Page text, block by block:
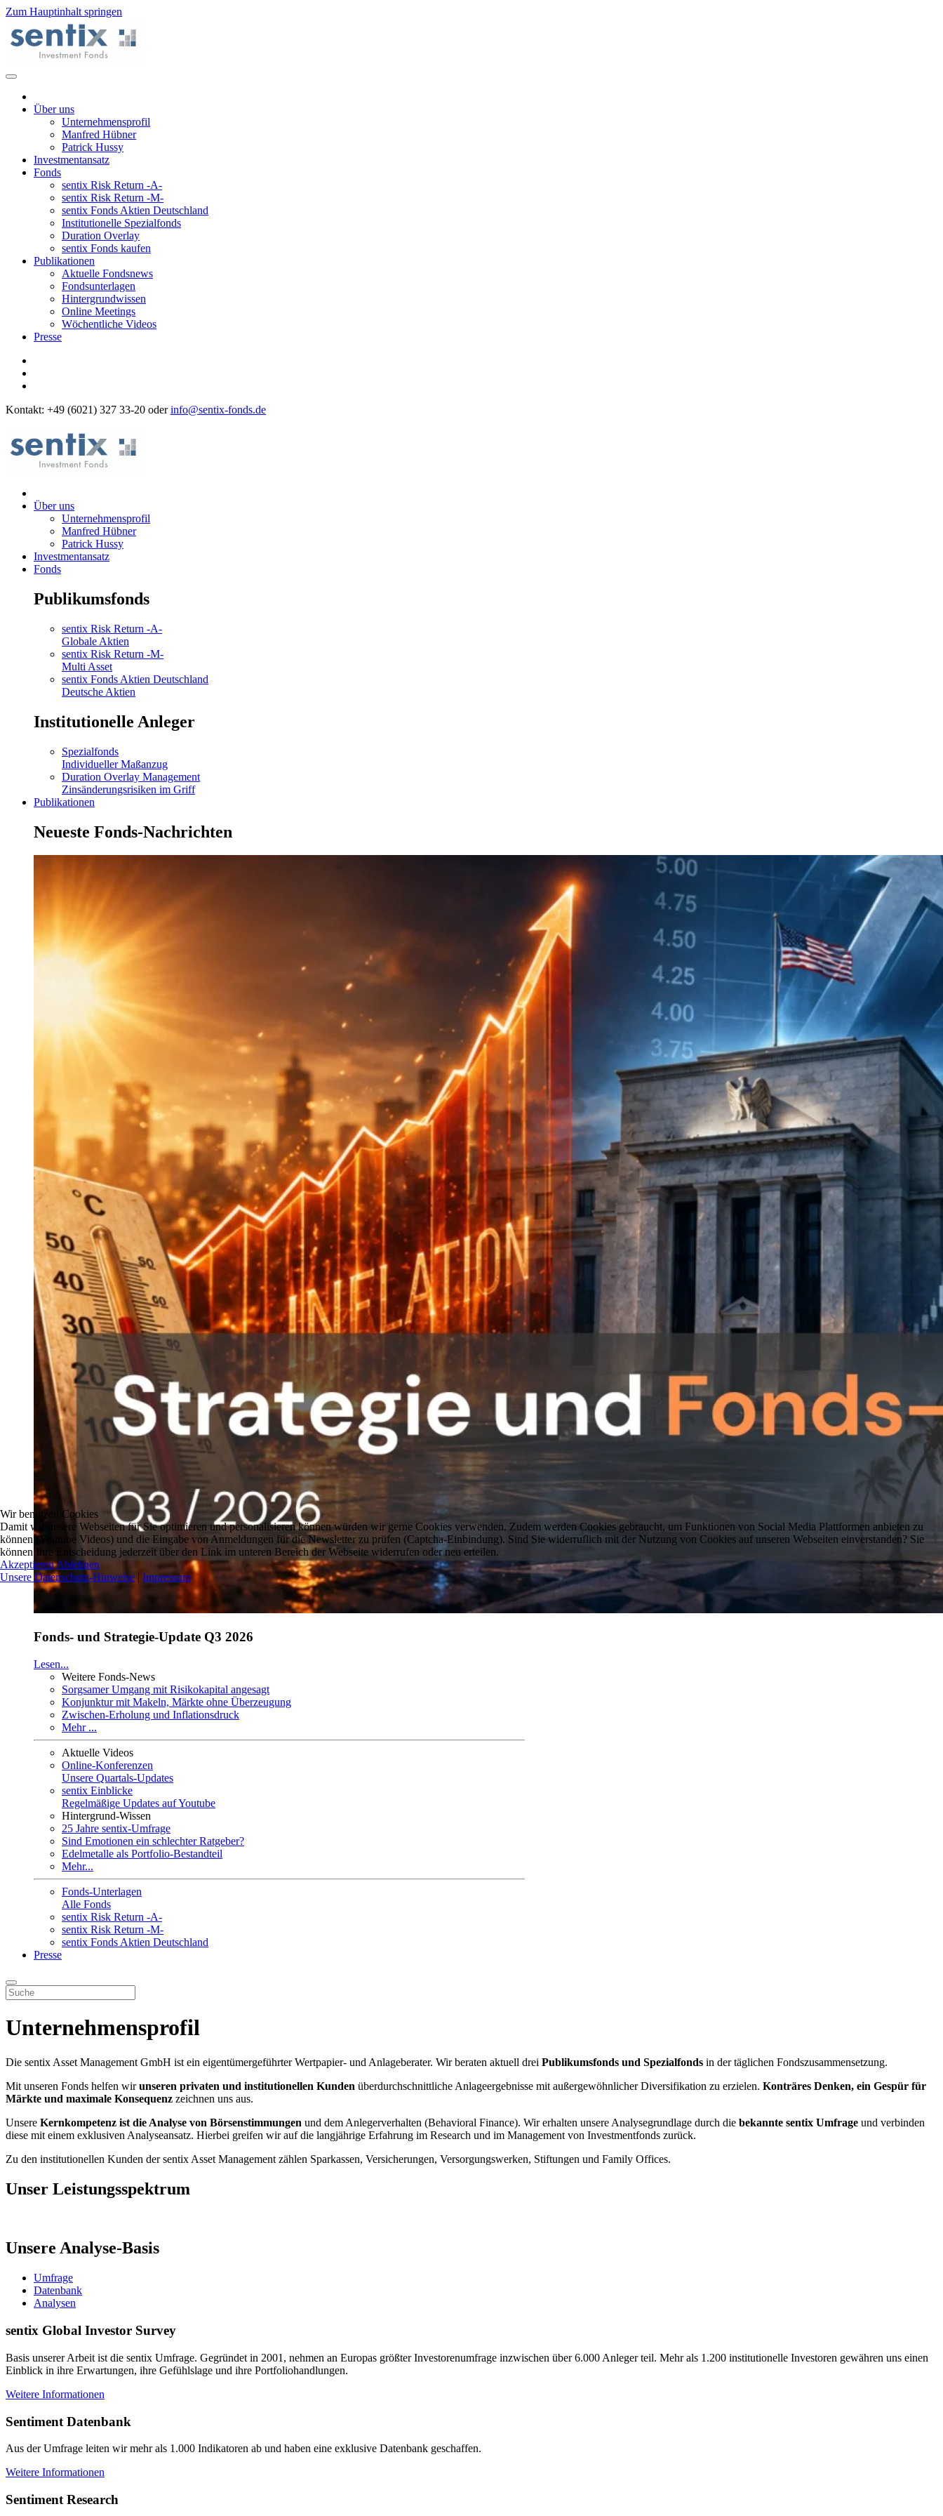
Zum Hauptinhalt springen
Über uns
Unternehmensprofil
Manfred Hübner
Patrick Hussy
Investmentansatz
Fonds
sentix Risk Return -A-
sentix Risk Return -M-
sentix Fonds Aktien Deutschland
Institutionelle Spezialfonds
Duration Overlay
sentix Fonds kaufen
Publikationen
Aktuelle Fondsnews
Fondsunterlagen
Hintergrundwissen
Online Meetings
Wöchentliche Videos
Presse
Kontakt: +49 (6021) 327 33-20 oderinfo@sentix-fonds.de
Über uns
Unternehmensprofil
Manfred Hübner
Patrick Hussy
Investmentansatz
Fonds
Publikumsfonds
sentix Risk Return -A-
Globale Aktien
sentix Risk Return -M-
Multi Asset
sentix Fonds Aktien Deutschland
Deutsche Aktien
Institutionelle Anleger
Spezialfonds
Individueller Maßanzug
Duration Overlay Management
Zinsänderungsrisiken im Griff
Publikationen
Neueste Fonds-Nachrichten
Fonds- und Strategie-Update Q3 2026
Lesen...
Weitere Fonds-News
Sorgsamer Umgang mit Risikokapital angesagt
Konjunktur mit Makeln, Märkte ohne Überzeugung
Zwischen-Erholung und Inflationsdruck
Mehr ...
Aktuelle Videos
Online-Konferenzen
Unsere Quartals-Updates
sentix Einblicke
Regelmäßige Updates auf Youtube
Hintergrund-Wissen
25 Jahre sentix-Umfrage
Sind Emotionen ein schlechter Ratgeber?
Edelmetalle als Portfolio-Bestandteil
Mehr...
Fonds-Unterlagen
Alle Fonds
sentix Risk Return -A-
sentix Risk Return -M-
sentix Fonds Aktien Deutschland
Presse
Unternehmensprofil
Die sentix Asset Management GmbH ist ein eigentümergeführter Wertpapier- und Anlageberater. Wir beraten aktuell drei Publikumsfonds und Spezialfonds in der täglichen Fondszusammensetzung.
Mit unseren Fonds helfen wirunseren privaten und institutionellen Kunden überdurchschnittliche Anlageergebnisse mit außergewöhnlicher Diversifikation zu erzielen. Konträres Denken, ein Gespür für
Märkte und maximale Konsequenz zeichnen uns aus.
Unsere Kernkompetenz ist die Analyse von Börsenstimmungen und dem Anlegerverhalten (Behavioral Finance). Wir erhalten unsere Analysegrundlage durch die bekannte sentix Umfrage und verbinden
diese mit einem exklusiven Analyseansatz. Hierbei greifen wir auf die langjährige Erfahrung im Research und im Management von Investmentfonds zurück.
Zu den institutionellen Kunden der sentix Asset Management zählen Sparkassen, Versicherungen, Versorgungswerken, Stiftungen und Family Offices.
Unser Leistungsspektrum
Unsere Analyse-Basis
Umfrage
Datenbank
Analysen
sentix Global Investor Survey
Basis unserer Arbeit ist die sentix Umfrage. Gegründet in 2001, nehmen an Europas größter Investorenumfrage inzwischen über 6.000 Anleger teil. Mehr als 1.200 institutionelle Investoren gewähren uns einen
Einblick in ihre Erwartungen, ihre Gefühlslage und ihre Portfoliohandlungen.
Weitere Informationen
Sentiment Datenbank
Aus der Umfrage leiten wir mehr als 1.000 Indikatoren ab und haben eine exklusive Datenbank geschaffen.
Weitere Informationen
Sentiment Research
Wir benutzen Cookies
Damit wir unsere Webseiten für Sie optimieren und personalisieren können würden wir gerne Cookies verwenden. Zudem werden Cookies gebraucht, um Funktionen von Social Media Plattformen anbieten zu
können (Youtube Videos) und die Eingabe von Anmeldungen für die Newsletter zu prüfen (Captcha-Einbindung). Sind Sie widerruflich mit der Nutzung von Cookies auf unseren Webseiten einverstanden? Sie
können Ihre Entscheidung jederzeit über den Link im unteren Bereich der Webseite widerrufen oder neu erteilen.
AkzeptierenAblehnen
Unsere Datenschutz-Hinweise| Impressum